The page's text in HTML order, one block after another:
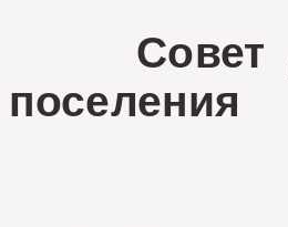
Совет
поселения